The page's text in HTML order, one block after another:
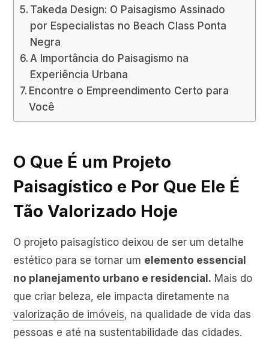
Takeda Design: O Paisagismo Assinado
por Especialistas no Beach Class Ponta
Negra
A Importância do Paisagismo na
Experiência Urbana
Encontre o Empreendimento Certo para
Você
O Que É um Projeto
Paisagístico e Por Que Ele É
Tão Valorizado Hoje
O projeto paisagístico deixou de ser um detalhe
estético para se tornar um elemento essencial
no planejamento urbano e residencial. Mais do
que criar beleza, ele impacta diretamente na
valorização de imóveis, na qualidade de vida das
pessoas e até na sustentabilidade das cidades.